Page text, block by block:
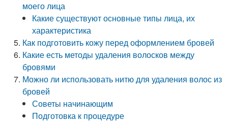
моего лица
Какие существуют основные типы лица, их
характеристика
Как подготовить кожу перед оформлением бровей
Какие есть методы удаления волосков между
бровями
Можно ли использовать нитю для удаления волос из
бровей
Советы начинающим
Подготовка к процедуре